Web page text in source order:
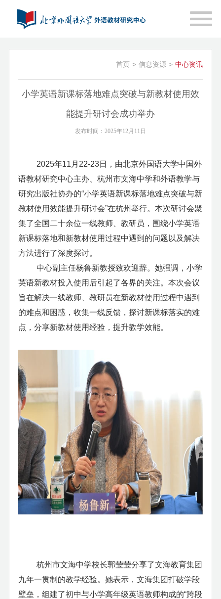
首页 > 信息资源 > 中心资讯
小学英语新课标落地难点突破与新教材使用效
能提升研讨会成功举办
发布时间：2025年12月11日
2025年11 月 22-23日，由北京外国语大学中国外
语教材研究中心主办、杭州市文海中学和外语教学与
研究出版社协办的“小学英语新课标落地难点突破与新
教材使用效能提升研讨会”在杭州举行。 本次研讨会聚
集了全国二十余位一线教师、教研员，围绕小学英语
新课标落地和新教材使用过程中遇到的问题以及解决
方法进行了深度探讨。
中心副主任杨鲁新教授致欢迎辞。她强调，小学
英语新教材投入使用后引起了各界的关注。本次会议
旨在解决一线教师、教研员在新教材使用过程中遇到
的难点和困惑，收集一线反馈，探讨新课标落实的难
点，分享新教材使用经验，提升教学效能。
杭州市文海中学校长郭莹莹分享了文海教育集团
九年一贯制的教学经验。她表示，文海集团打破学段
壁垒，组建了初中与小学高年级英语教师构成的“跨段